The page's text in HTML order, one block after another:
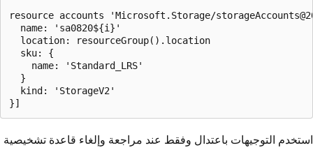
resource accounts 'Microsoft.Storage/
  name: 'sa0820${i}'
  location: resourceGroup().location
  sku: {
    name: 'Standard_LRS'
  }
  kind: 'StorageV2'
استخدم التوجيهات باعتدال وفقط عند مراجعة وإلغاء قاعدة تشخيصية